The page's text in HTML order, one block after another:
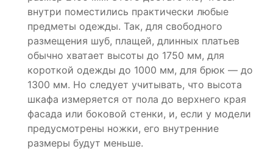
внутри поместились практически любые
предметы одежды. Так, для свободного
размещения шуб, плащей, длинных платьев
обычно хватает высоты до 1750 мм, для
короткой одежды до 1000 мм, для брюк — до
1300 мм. Но следует учитывать, что высота
шкафа измеряется от пола до верхнего края
фасада или боковой стенки, и, если у модели
предусмотрены ножки, его внутренние
размеры будут меньше.